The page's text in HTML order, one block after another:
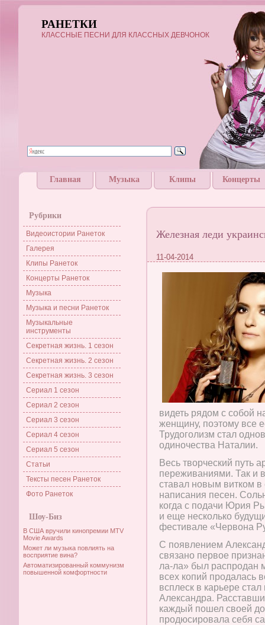
РАНЕТКИ
КЛАССНЫЕ ПЕСНИ ДЛЯ КЛАССНЫХ ДЕВЧОНОК
Главная Музыка Клипы Концерты
Рубрики
Видеоистории Ранеток
Галерея
Клипы Ранеток
Концерты Ранеток
Музыка
Музыка и песни Ранеток
Музыкальные
инструменты
Секретная жизнь. 1 сезон
Секретная жизнь. 2 сезон
Секретная жизнь. 3 сезон
Сериал 1 сезон
Сериал 2 сезон
Сериал 3 сезон
Сериал 4 сезон
Сериал 5 сезон
Статьи
Тексты песен Ранеток
Фото Ранеток
Шоу-Биз
В США вручили кинопремии MTV
Movie Awards
Может ли музыка повлиять на
восприятие вина?
Автоматизированный коммунизм
повышенной комфортности
Железная леди
11-04-2014
видеть рядом с собой
женщину, поэтому все
Трудоголизм стал
одиночества Наталии.
Весь творческий путь
переживаниями. Так и
ставал новым витком в
написания песен.
когда с подачи Юрия
и еще несколько
фестивале «Червона
С появлением
связано первое
ла-ла» был распродан
всех копий продалась
всплеск в карьере
Александра.
каждый пошел своей
продюсировала себя